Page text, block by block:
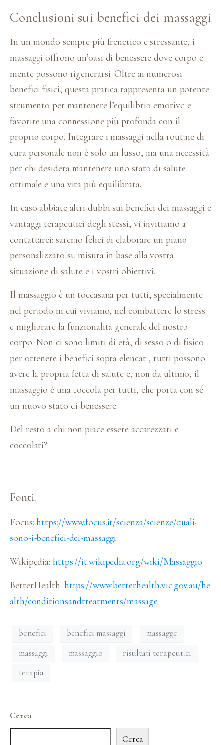
Conclusioni sui benefici dei massaggi
In un mondo sempre più frenetico e stressante, i
massaggi offrono un’oasi di benessere dove corpo e
mente possono rigenerarsi. Oltre ai numerosi
benefici fisici, questa pratica rappresenta un potente
strumento per mantenere l’equilibrio emotivo e
favorire una connessione più profonda con il
proprio corpo. Integrare i massaggi nella routine di
cura personale non è solo un lusso, ma una necessità
per chi desidera mantenere uno stato di salute
ottimale e una vita più equilibrata.
In caso abbiate altri dubbi sui benefici dei massaggi e
vantaggi terapeutici degli stessi, vi invitiamo a
contattarci: saremo felici di elaborare un piano
personalizzato su misura in base alla vostra
situazione di salute e i vostri obiettivi.
Il massaggio è un toccasana per tutti, specialmente
nel periodo in cui viviamo, nel combattere lo stress
e migliorare la funzionalità generale del nostro
corpo. Non ci sono limiti di età, di sesso o di fisico
per ottenere i benefici sopra elencati, tutti possono
avere la propria fetta di salute e, non da ultimo, il
massaggio è una coccola per tutti, che porta con sé
un nuovo stato di benessere.
Del resto a chi non piace essere accarezzati e
coccolati?
Fonti:
Focus: https://www.focus.it/scienza/scienze/quali-
sono-i-benefici-dei-massaggi
Wikipedia: https://it.wikipedia.org/wiki/Massaggio
BetterHealth: https://www.betterhealth.vic.gov.au/he
alth/conditionsandtreatments/massage
benefici benefici massaggi
massagge
massaggi
massaggio
risultati terapeutici
terapia
Cerca
Cerca